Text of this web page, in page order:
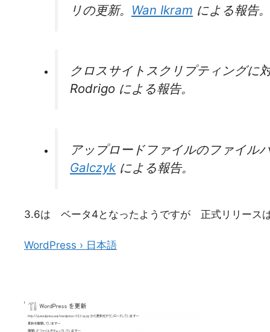
リの更新。 Wan Ikram による報告。
クロスサイトスクリプティングに
Rodrigo による報告。
アップロードファイルのファイル
Galczyk による報告。
3.6は ベータ4となったようですが 正式リリース
WordPress › 日本語